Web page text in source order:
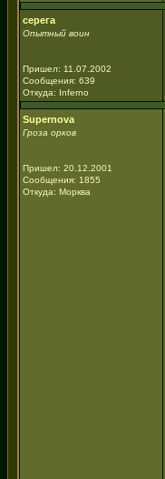
серега
Опытный воин
Пришел: 11.07.2002
Сообщения: 639
Откуда: Inferno
Supernova
Гроза орков
Пришел: 20.12.2001
Сообщения: 1855
Откуда: Морква